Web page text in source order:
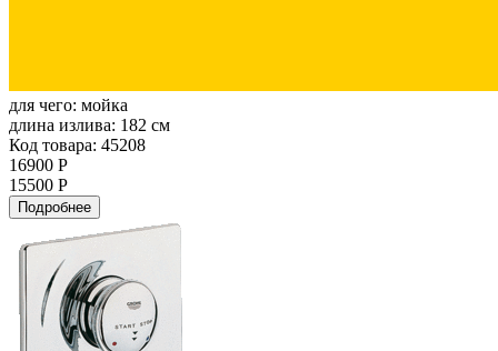
для чего: мойка
длина излива: 182 см
Код товара: 45208
16900 Р
15500 Р
Подробнее